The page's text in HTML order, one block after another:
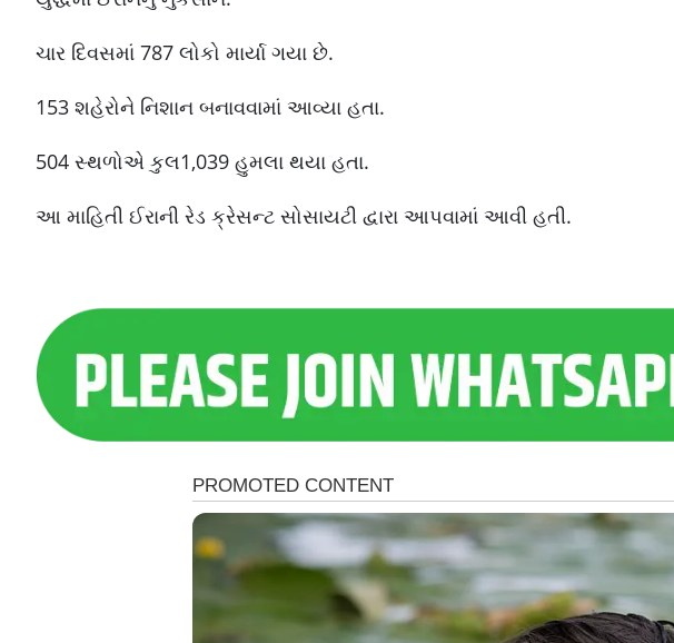
ચાર દિવસમાં 787 લોકો માર્યા ગયા છે.
153 શહેરોને નિશાન બનાવવામાં આવ્યા હતા.
504 સ્થળોએ કુલ1,039 હુમલા થયા હતા.
આ માહિતી ઈરાની રેડ ક્રેસન્ટ સોસાયટી દ્વારા આપવામાં આવી હતી.